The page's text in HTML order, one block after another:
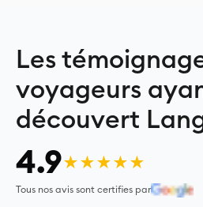
Les
voyageurs
découvert
4.9★★★★★
Tous nos avis sont certifies par